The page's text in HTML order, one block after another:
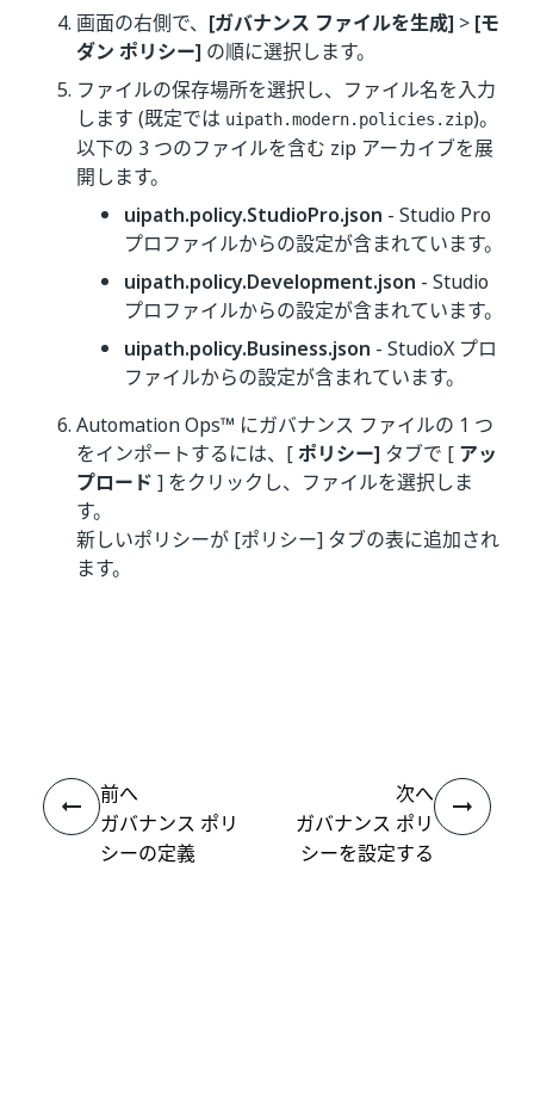
画面の右側で、 [ガバナンス ファイルを生成] > [モ
ダン ポリシー] の順に選択します。
ファイルの保存場所を選択し、ファイル名を入力
します (既定では uipath.modern.policies.zip)。
以下の 3 つのファイルを含む zip アーカイブを展
開します。
uipath.policy.StudioPro.json - Studio Pro
プロファイルからの設定が含まれています。
uipath.policy.Development.json - Studio
プロファイルからの設定が含まれています。
uipath.policy.Business.json - StudioX プロ
ファイルからの設定が含まれています。
Automation Ops™ にガバナンス ファイルの 1 つ
をインポートするには、[ポリシー] タブで [ アッ
プロード ] をクリックし、ファイルを選択しま
す。
新しいポリシーが [ポリシー] タブの表に追加され
ます。
前へ
ガバナンス ポリ
シーの定義
次へ
ガバナンス ポリ
シーを設定する